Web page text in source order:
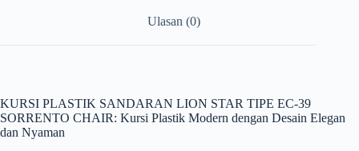
Ulasan (0)
KURSI PLASTIK SANDARAN LION STAR TIPE EC-39
SORRENTO CHAIR: Kursi Plastik Modern dengan Desain Elegan
dan Nyaman